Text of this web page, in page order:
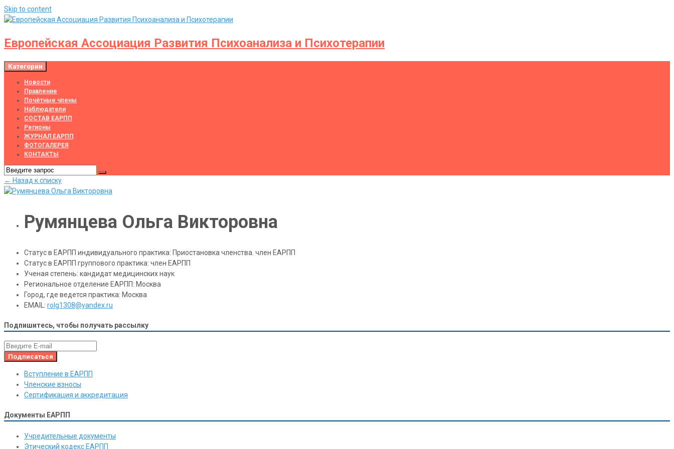
Skip to content
Европейская Ассоциация Развития Психоанализа и Психотерапии
Категории
Новости
Правление
Почётные члены
Наблюдатели
СОСТАВ ЕАРПП
Регионы
ЖУРНАЛ ЕАРПП
ФОТОГАЛЕРЕЯ
КОНТАКТЫ
← Назад к списку
Румянцева Ольга Викторовна
Статус в ЕАРПП индивидуального практика: Приостановка членства. член ЕАРПП
Статус в ЕАРПП группового практика: член ЕАРПП
Ученая степень: кандидат медицинских наук
Региональное отделение ЕАРПП: Москва
Город, где ведется практика: Москва
EMAIL: rolg1308@yandex.ru
Подпишитесь, чтобы получать рассылку
Вступление в ЕАРПП
Членские взносы
Сертификация и аккредитация
Документы ЕАРПП
Учредительные документы
Этический кодекс ЕАРПП